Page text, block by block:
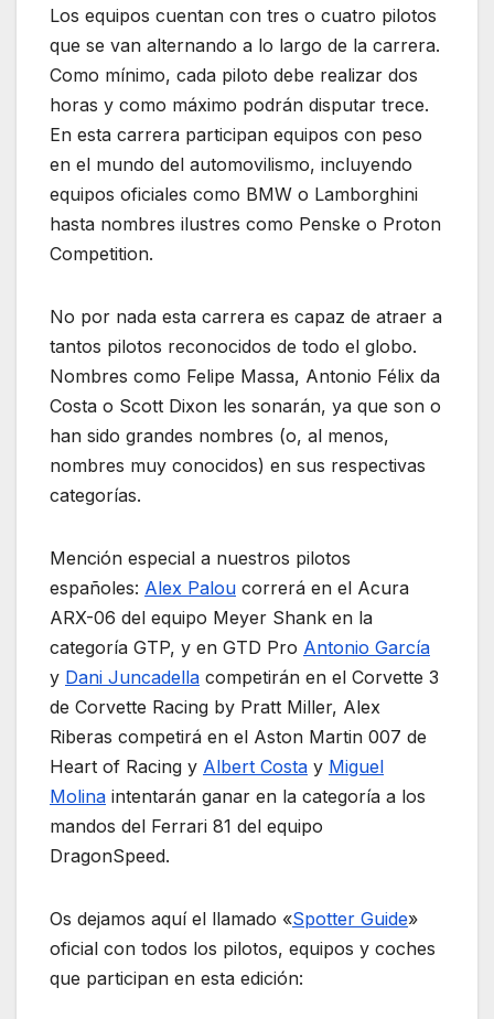
Los equipos cuentan con tres o cuatro pilotos
que se van alternando a lo largo de la carrera.
Como mínimo, cada piloto debe realizar dos
horas y como máximo podrán disputar trece.
En esta carrera participan equipos con peso
en el mundo del automovilismo, incluyendo
equipos oficiales como BMW o Lamborghini
hasta nombres ilustres como Penske o Proton
Competition.
No por nada esta carrera es capaz de atraer a
tantos pilotos reconocidos de todo el globo.
Nombres como Felipe Massa, Antonio Félix da
Costa o Scott Dixon les sonarán, ya que son o
han sido grandes nombres (o, al menos,
nombres muy conocidos) en sus respectivas
categorías.
Mención especial a nuestros pilotos
españoles: Alex Palou correrá en el Acura
ARX-06 del equipo Meyer Shank en la
categoría GTP, y en GTD Pro Antonio García
y Dani Juncadella competirán en el Corvette 3
de Corvette Racing by Pratt Miller, Alex
Riberas competirá en el Aston Martin 007 de
Heart of Racing y Albert Costa y Miguel
Molina intentarán ganar en la categoría a los
mandos del Ferrari 81 del equipo
DragonSpeed.
Os dejamos aquí el llamado «Spotter Guide»
oficial con todos los pilotos, equipos y coches
que participan en esta edición: